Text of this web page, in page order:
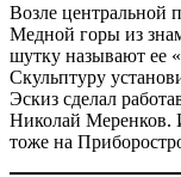
Возле центральной
Медной горы из
шутку называют ее
Скульптуру
Эскиз сделал
Николай Меренков.
тоже на